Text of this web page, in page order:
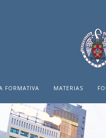
FORMATIVA MATERIAS